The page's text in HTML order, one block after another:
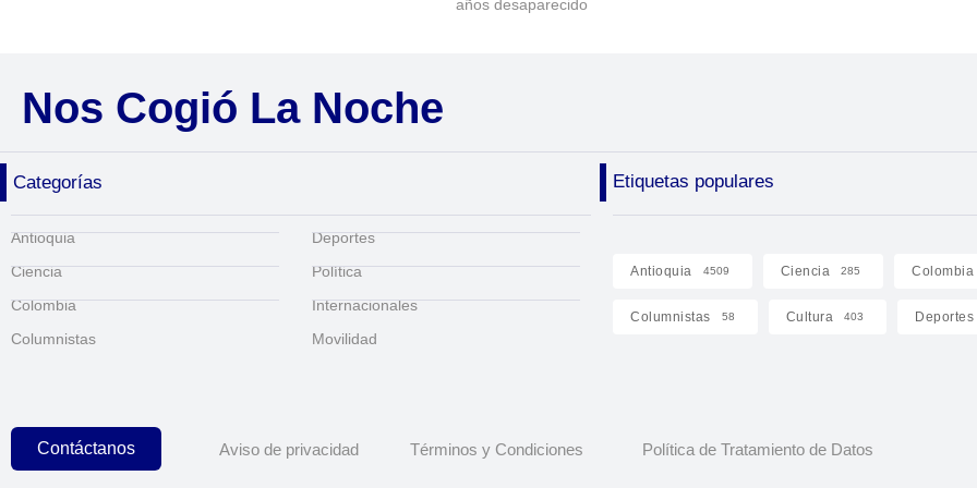
años desaparecido
Nos Cogió La Noche
Categorías Etiquetas populares
Antioquia
Ciencia
Colombia
Columnistas
Deportes
Política
Internacionales
Movilidad
Antioquia 4509 Ciencia 285 Colombia
Columnistas 58 Cultura 403 Deportes
Contáctanos Aviso de privacidad Términos y Condiciones Política de Tratamiento de Datos